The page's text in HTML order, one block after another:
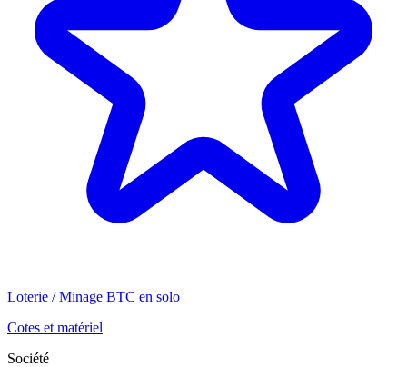
Loterie / Minage BTC en solo
Cotes et matériel
Société